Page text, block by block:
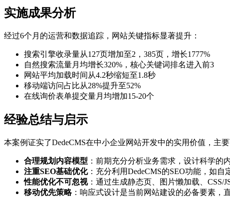
实施成果分析
经过6个月的运营和数据追踪，网站关键指标显著提升：
搜索引擎收录量从127页增加至2，385页，增长1777%
自然搜索流量月均增长320%，核心关键词排名进入前3
网站平均加载时间从4.2秒缩短至1.8秒
移动端访问占比从28%提升至52%
在线询价表单提交量月均增加15-20个
经验总结与启示
本案例证实了DedeCMS在中小企业网站开发中的实用价值，主
合理规划内容模型 ：前期充分分析业务需求，设计科学的
注重SEO基础优化：充分利用DedeCMS的SEO功能，如
性能优化不可忽视：通过生成静态页、图片懒加载、CSS/
移动优先策略：响应式设计是当前网站建设的必备要素，